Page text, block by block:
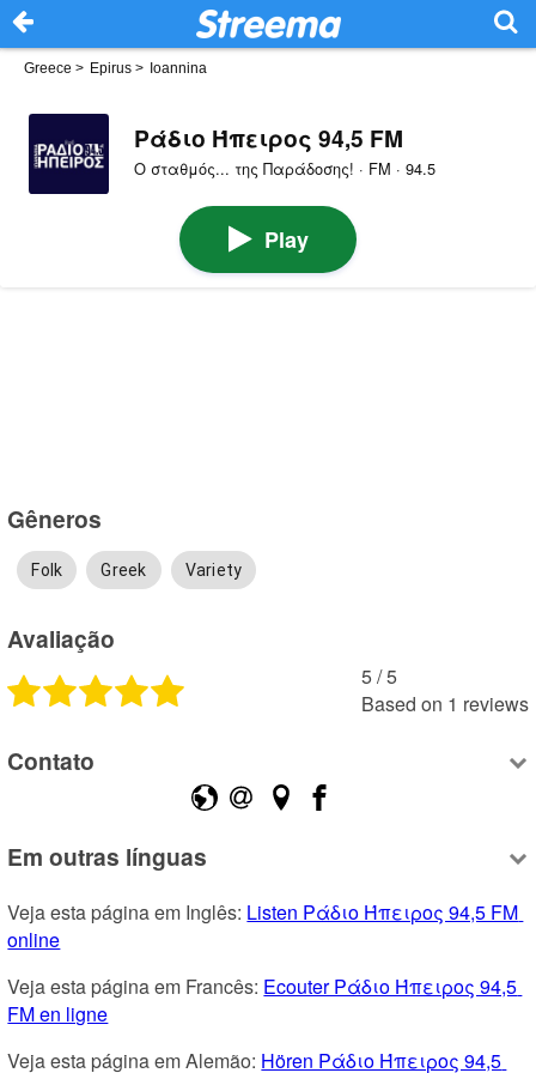
Greece > Epirus > Ioannina
Ράδιο Ήπειρος 94,5 FM
Ο σταθμός... της Παράδοσης! · FM · 94.5
Play
Gêneros
Folk Greek Variety
Avaliação
5 /5
Based on 1 reviews
Contato
Em outras línguas
Veja esta página em Inglês: Listen Ράδιο Ήπειρος 94,5 FM
online
Veja esta página em Francês: Ecouter Ράδιο Ήπειρος 94,5
FM en ligne
Veja esta página em Alemão: Hören Ράδιο Ήπειρος 94,5